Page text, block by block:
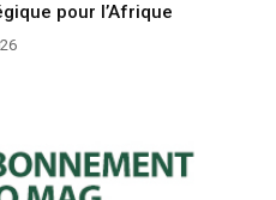
pour l’Afrique